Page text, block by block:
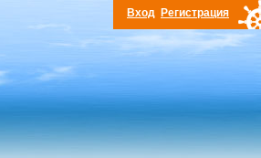
Вход Регистрация